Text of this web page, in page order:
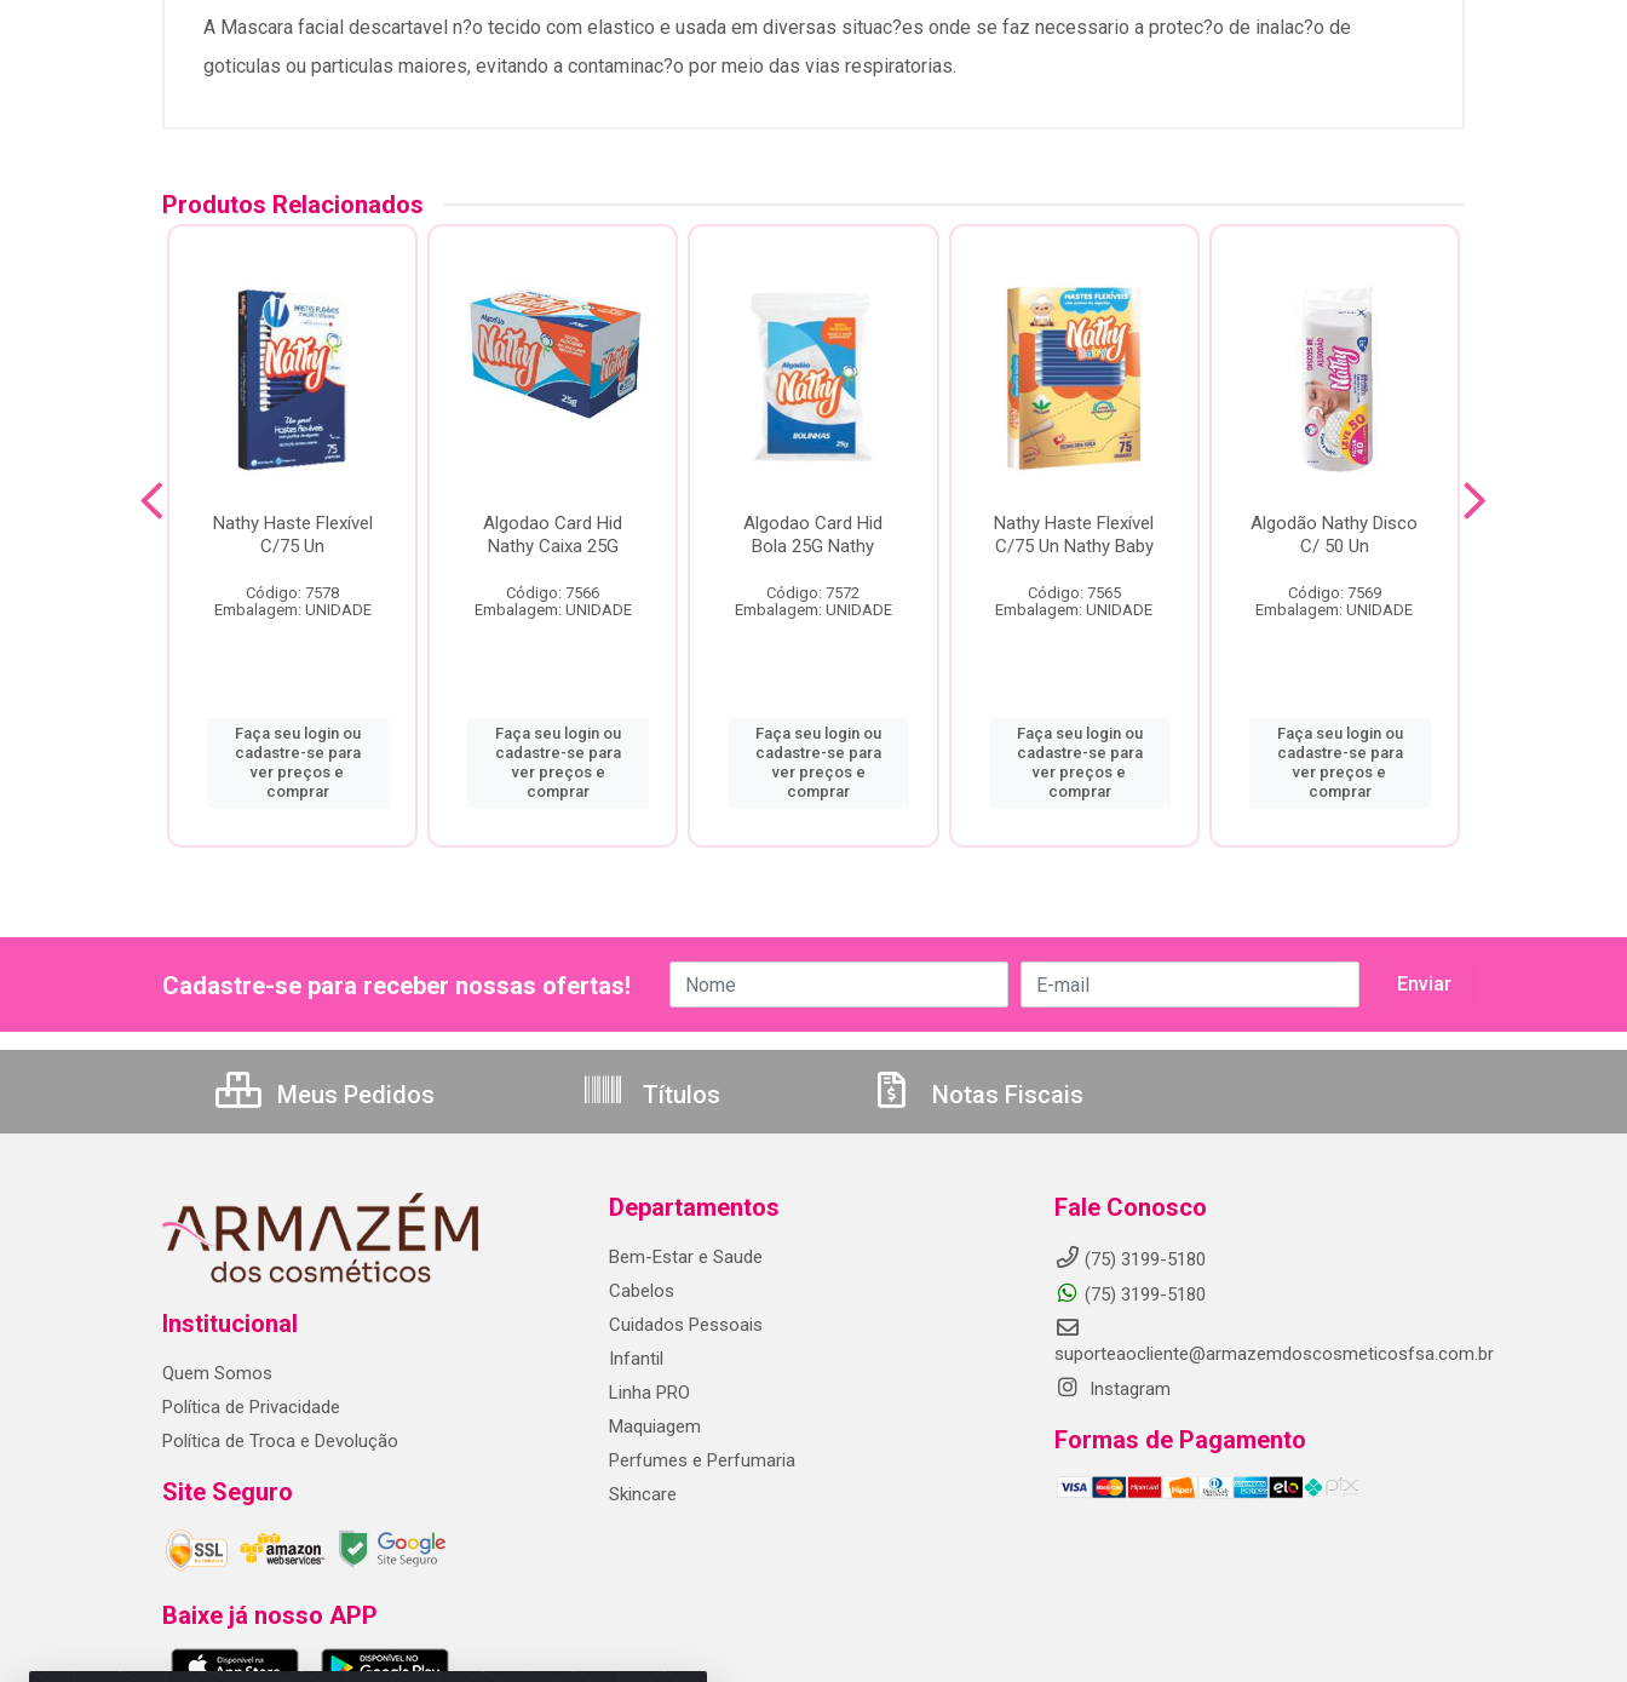
A Mascara facial descartavel n?o tecido com elastico e usada em diversas situac?es onde se faz necessario a protec?o de inalac?o de
goticulas ou particulas maiores, evitando a contaminac?o por meio das vias respiratorias.
Produtos Relacionados
Nathy Haste Flexível
C/75 Un
Código: 7578
Embalagem: UNIDADE
Faça seu login ou
cadastre-se para
ver preços e
comprar
Algodao Card Hid
Nathy Caixa 25G
Código: 7566
Embalagem: UNIDADE
Faça seu login ou
cadastre-se para
ver preços e
comprar
Algodao Card Hid
Bola 25G Nathy
Código: 7572
Embalagem: UNIDADE
Faça seu login ou
cadastre-se para
ver preços e
comprar
Nathy Haste Flexível
C/75 Un Nathy Baby
Código: 7565
Embalagem: UNIDADE
Faça seu login ou
cadastre-se para
ver preços e
comprar
Algodão Nathy Disco
C/ 50 Un
Código: 7569
Embalagem: UNIDADE
Faça seu login ou
cadastre-se para
ver preços e
comprar
Cadastre-se para receber nossas ofertas!
Meus Pedidos Títulos Notas Fiscais
Institucional
Quem Somos
Política de Privacidade
Política de Troca e Devolução
Site Seguro
Baixe já nosso APP
Departamentos
Bem-Estar e Saude
Cabelos
Cuidados Pessoais
Infantil
Linha PRO
Maquiagem
Perfumes e Perfumaria
Skincare
Fale Conosco
(75) 3199-5180
(75) 3199-5180
suporteaocliente@armazemdoscosmeticosfsa.com.br
Instagram
Formas de Pagamento